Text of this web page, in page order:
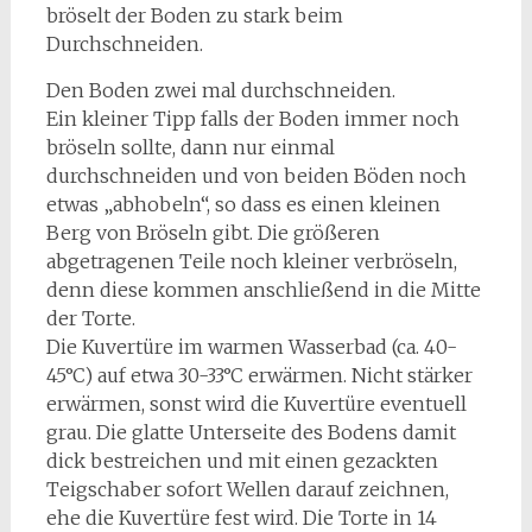
bröselt der Boden zu stark beim
Durchschneiden.
Den Boden zwei mal durchschneiden.
Ein kleiner Tipp falls der Boden immer noch
bröseln sollte, dann nur einmal
durchschneiden und von beiden Böden noch
etwas „abhobeln“, so dass es einen kleinen
Berg von Bröseln gibt. Die größeren
abgetragenen Teile noch kleiner verbröseln,
denn diese kommen anschließend in die Mitte
der Torte.
Die Kuvertüre im warmen Wasserbad (ca. 40-
45°C) auf etwa 30-33°C erwärmen. Nicht stärker
erwärmen, sonst wird die Kuvertüre eventuell
grau. Die glatte Unterseite des Bodens damit
dick bestreichen und mit einen gezackten
Teigschaber sofort Wellen darauf zeichnen,
ehe die Kuvertüre fest wird. Die Torte in 14